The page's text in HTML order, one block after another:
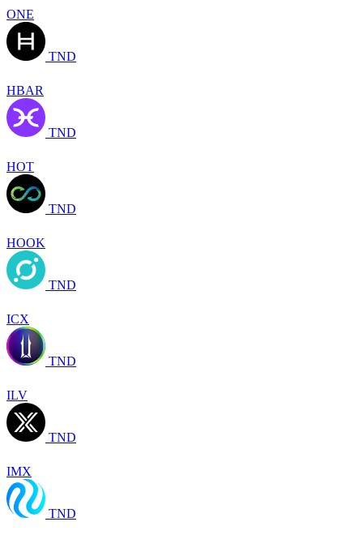
ONE
TND
HBAR
TND
HOT
TND
HOOK
TND
ICX
TND
ILV
TND
IMX
TND